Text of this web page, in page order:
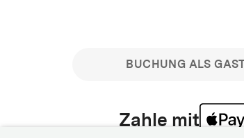
BUCHUNG ALS
Zahle mit